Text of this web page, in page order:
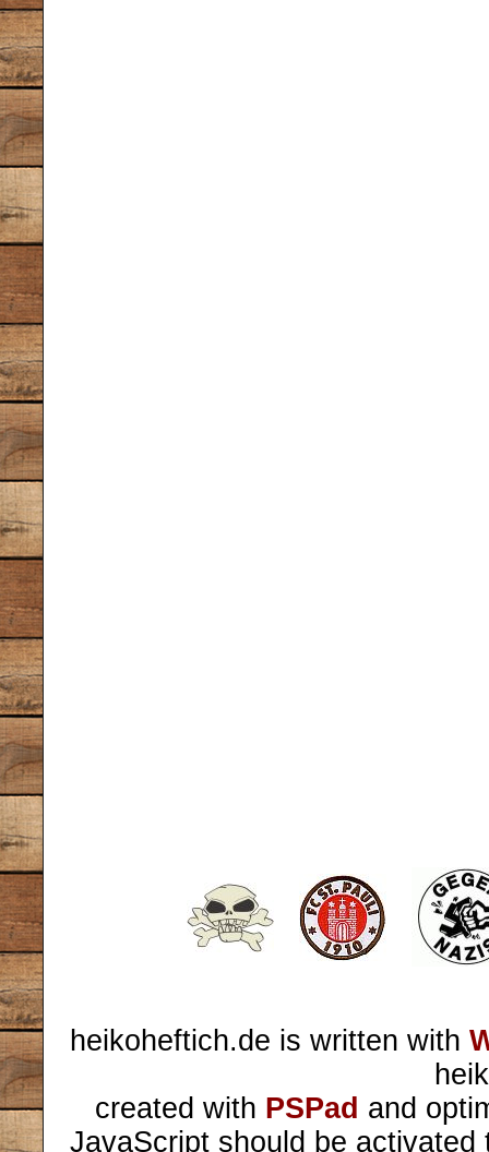
heikoheftich.de is written with
created with PSPad and
JavaScript should be